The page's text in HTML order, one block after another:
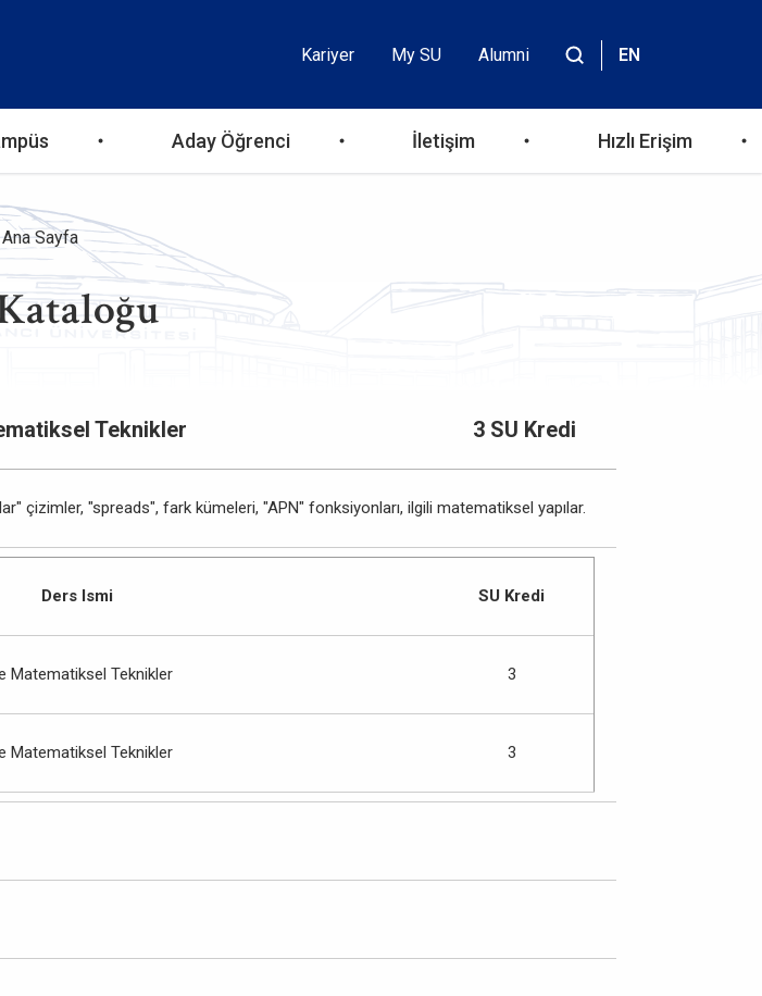
Header
Top
Kariyer My SU
Alumni
EN
Aday Öğrenci İletişim Hızlı Erişim
Ana Sayfa
Teknikler 3 SU Kredi
çizimler, "spreads", fark kümeleri, "APN" fonksiyonları, ilgili matematiksel yapılar.
Ders Ismi SU Kredi
Matematiksel Teknikler 3
Matematiksel Teknikler 3